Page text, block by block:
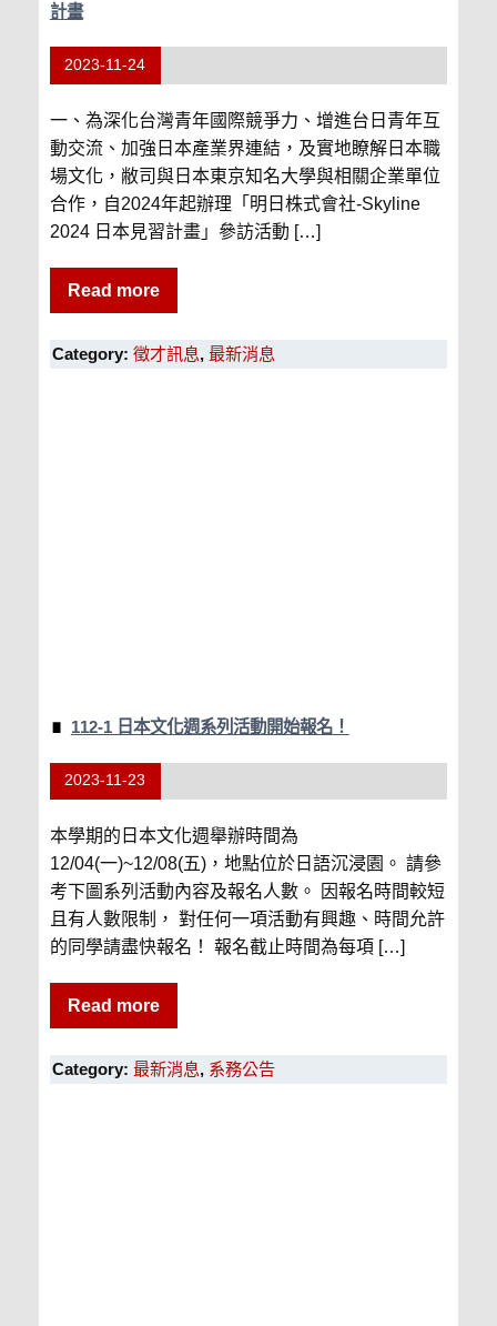
計畫
2023-11-24
一、為深化台灣青年國際競爭力、增進台日青年互
動交流、加強日本產業界連結，及實地瞭解日本職
場文化，敝司與日本東京知名大學與相關企業單位
合作，自2024年起辦理「明日株式會社-Skyline
2024 日本見習計畫」參訪活動 […]
Read more
Category: 徵才訊息, 最新消息
112-1 日本文化週系列活動開始報名！
2023-11-23
本學期的日本文化週舉辦時間為
12/04(一)~12/08(五)，地點位於日語沉浸園。 請參
考下圖系列活動內容及報名人數。 因報名時間較短
且有人數限制， 對任何一項活動有興趣、時間允許
的同學請盡快報名！ 報名截止時間為每項 […]
Read more
Category: 最新消息, 系務公告